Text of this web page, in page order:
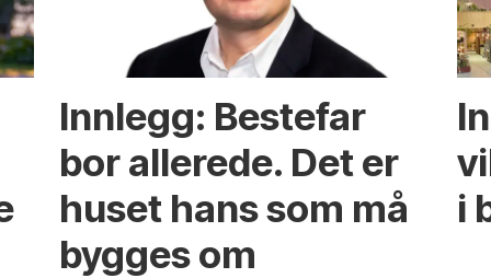
Innlegg: Bestefar
bor allerede. Det er
huset hans som må
bygges om
i